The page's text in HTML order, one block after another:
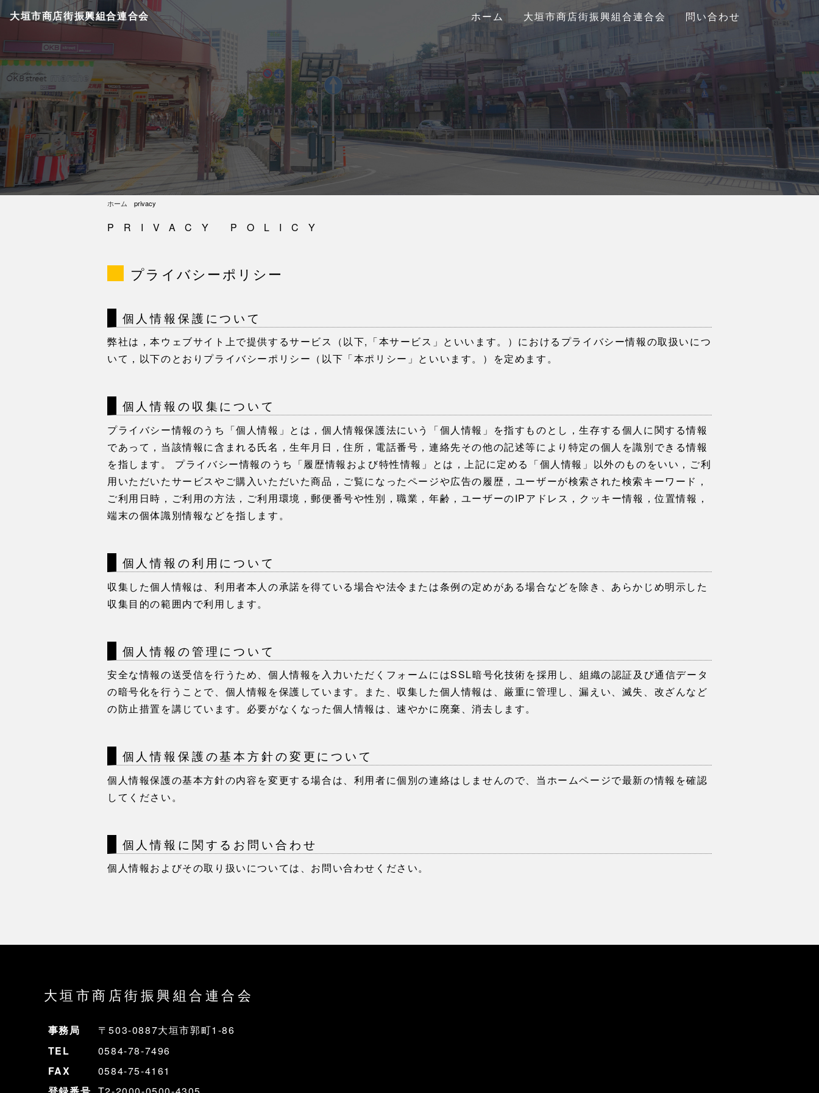
大垣市商店街振興組合連合会 ホーム 大垣市商店街振興組合連合会 問い合わせ
ホーム privacy
PRIVACY POLICY
プライバシーポリシー
個人情報保護について
弊社は，本ウェブサイト上で提供するサービス（以下,「本サービス」といいます。）におけるプライバシー情報の取扱いにつ
いて，以下のとおりプライバシーポリシー（以下「本ポリシー」といいます。）を定めます。
個⼈情報の収集について
プライバシー情報のうち「個人情報」とは，個人情報保護法にいう「個人情報」を指すものとし，生存する個人に関する情報
であって，当該情報に含まれる氏名，生年月日，住所，電話番号，連絡先その他の記述等により特定の個人を識別できる情報
を指します。 プライバシー情報のうち「履歴情報および特性情報」とは，上記に定める「個人情報」以外のものをいい，ご利
用いただいたサービスやご購入いただいた商品，ご覧になったページや広告の履歴，ユーザーが検索された検索キーワード，
ご利用日時，ご利用の方法，ご利用環境，郵便番号や性別，職業，年齢，ユーザーのIPアドレス，クッキー情報，位置情報，
端末の個体識別情報などを指します。
個⼈情報の利⽤について
収集した個⼈情報は、利⽤者本⼈の承諾を得ている場合や法令または条例の定めがある場合などを除き、あらかじめ明⽰した
収集⽬的の範囲内で利⽤します。
個⼈情報の管理について
安全な情報の送受信を⾏うため、個⼈情報を⼊⼒いただくフォームにはSSL暗号化技術を採⽤し、組織の認証及び通信データ
の暗号化を⾏うことで、個⼈情報を保護しています。また、収集した個⼈情報は、厳重に管理し、漏えい、滅失、改ざんなど
の防⽌措置を講じています。必要がなくなった個⼈情報は、速やかに廃棄、消去します。
個⼈情報保護の基本⽅針の変更について
個⼈情報保護の基本⽅針の内容を変更する場合は、利⽤者に個別の連絡はしませんので、当ホームページで最新の情報を確認
してください。
個⼈情報に関するお問い合わせ
個⼈情報およびその取り扱いについては、お問い合わせください。
大垣市商店街振興組合連合会
事務局
〒503-0887大垣市郭町1-86
TEL
0584-78-7496
FAX
0584-75-4161